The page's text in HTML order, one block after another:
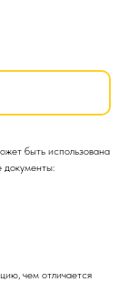
быть использована
документы:
чем отличается